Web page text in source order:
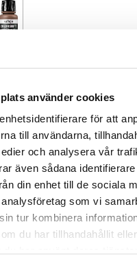
använder cookies
för att
till användarna,
och analysera vår
även sådana
din enhet till de sociala
som vi
tur kombinera
du har tillhandahållit
+
Lägg till i